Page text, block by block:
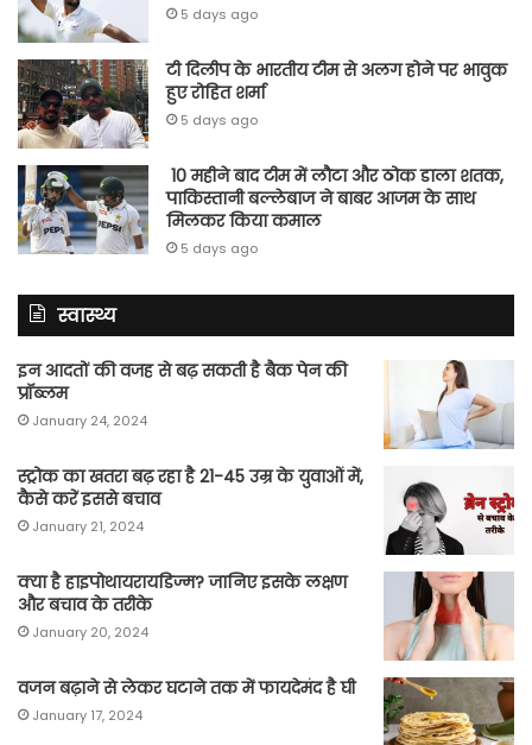
5 days ago
टी दिलीप के भारतीय टीम से अलग होने पर भावुक
हुए रोहित शर्मा
5 days ago
10 महीने बाद टीम में लौटा और ठोक डाला शतक,
पाकिस्तानी बल्लेबाज ने बाबर आजम के साथ
मिलकर किया कमाल
5 days ago
स्वास्थ्य
इन आदतों की वजह से बढ़ सकती है बैक पेन की
प्रॉब्लम
January 24, 2024
स्ट्रोक का खतरा बढ़ रहा है 21-45 उम्र के युवाओं में,
कैसे करें इससे बचाव
January 21, 2024
क्या है हाइपोथायरायडिज्म? जानिए इसके लक्षण
और बचाव के तरीके
January 20, 2024
वजन बढ़ाने से लेकर घटाने तक में फायदेमंद है घी
January 17, 2024